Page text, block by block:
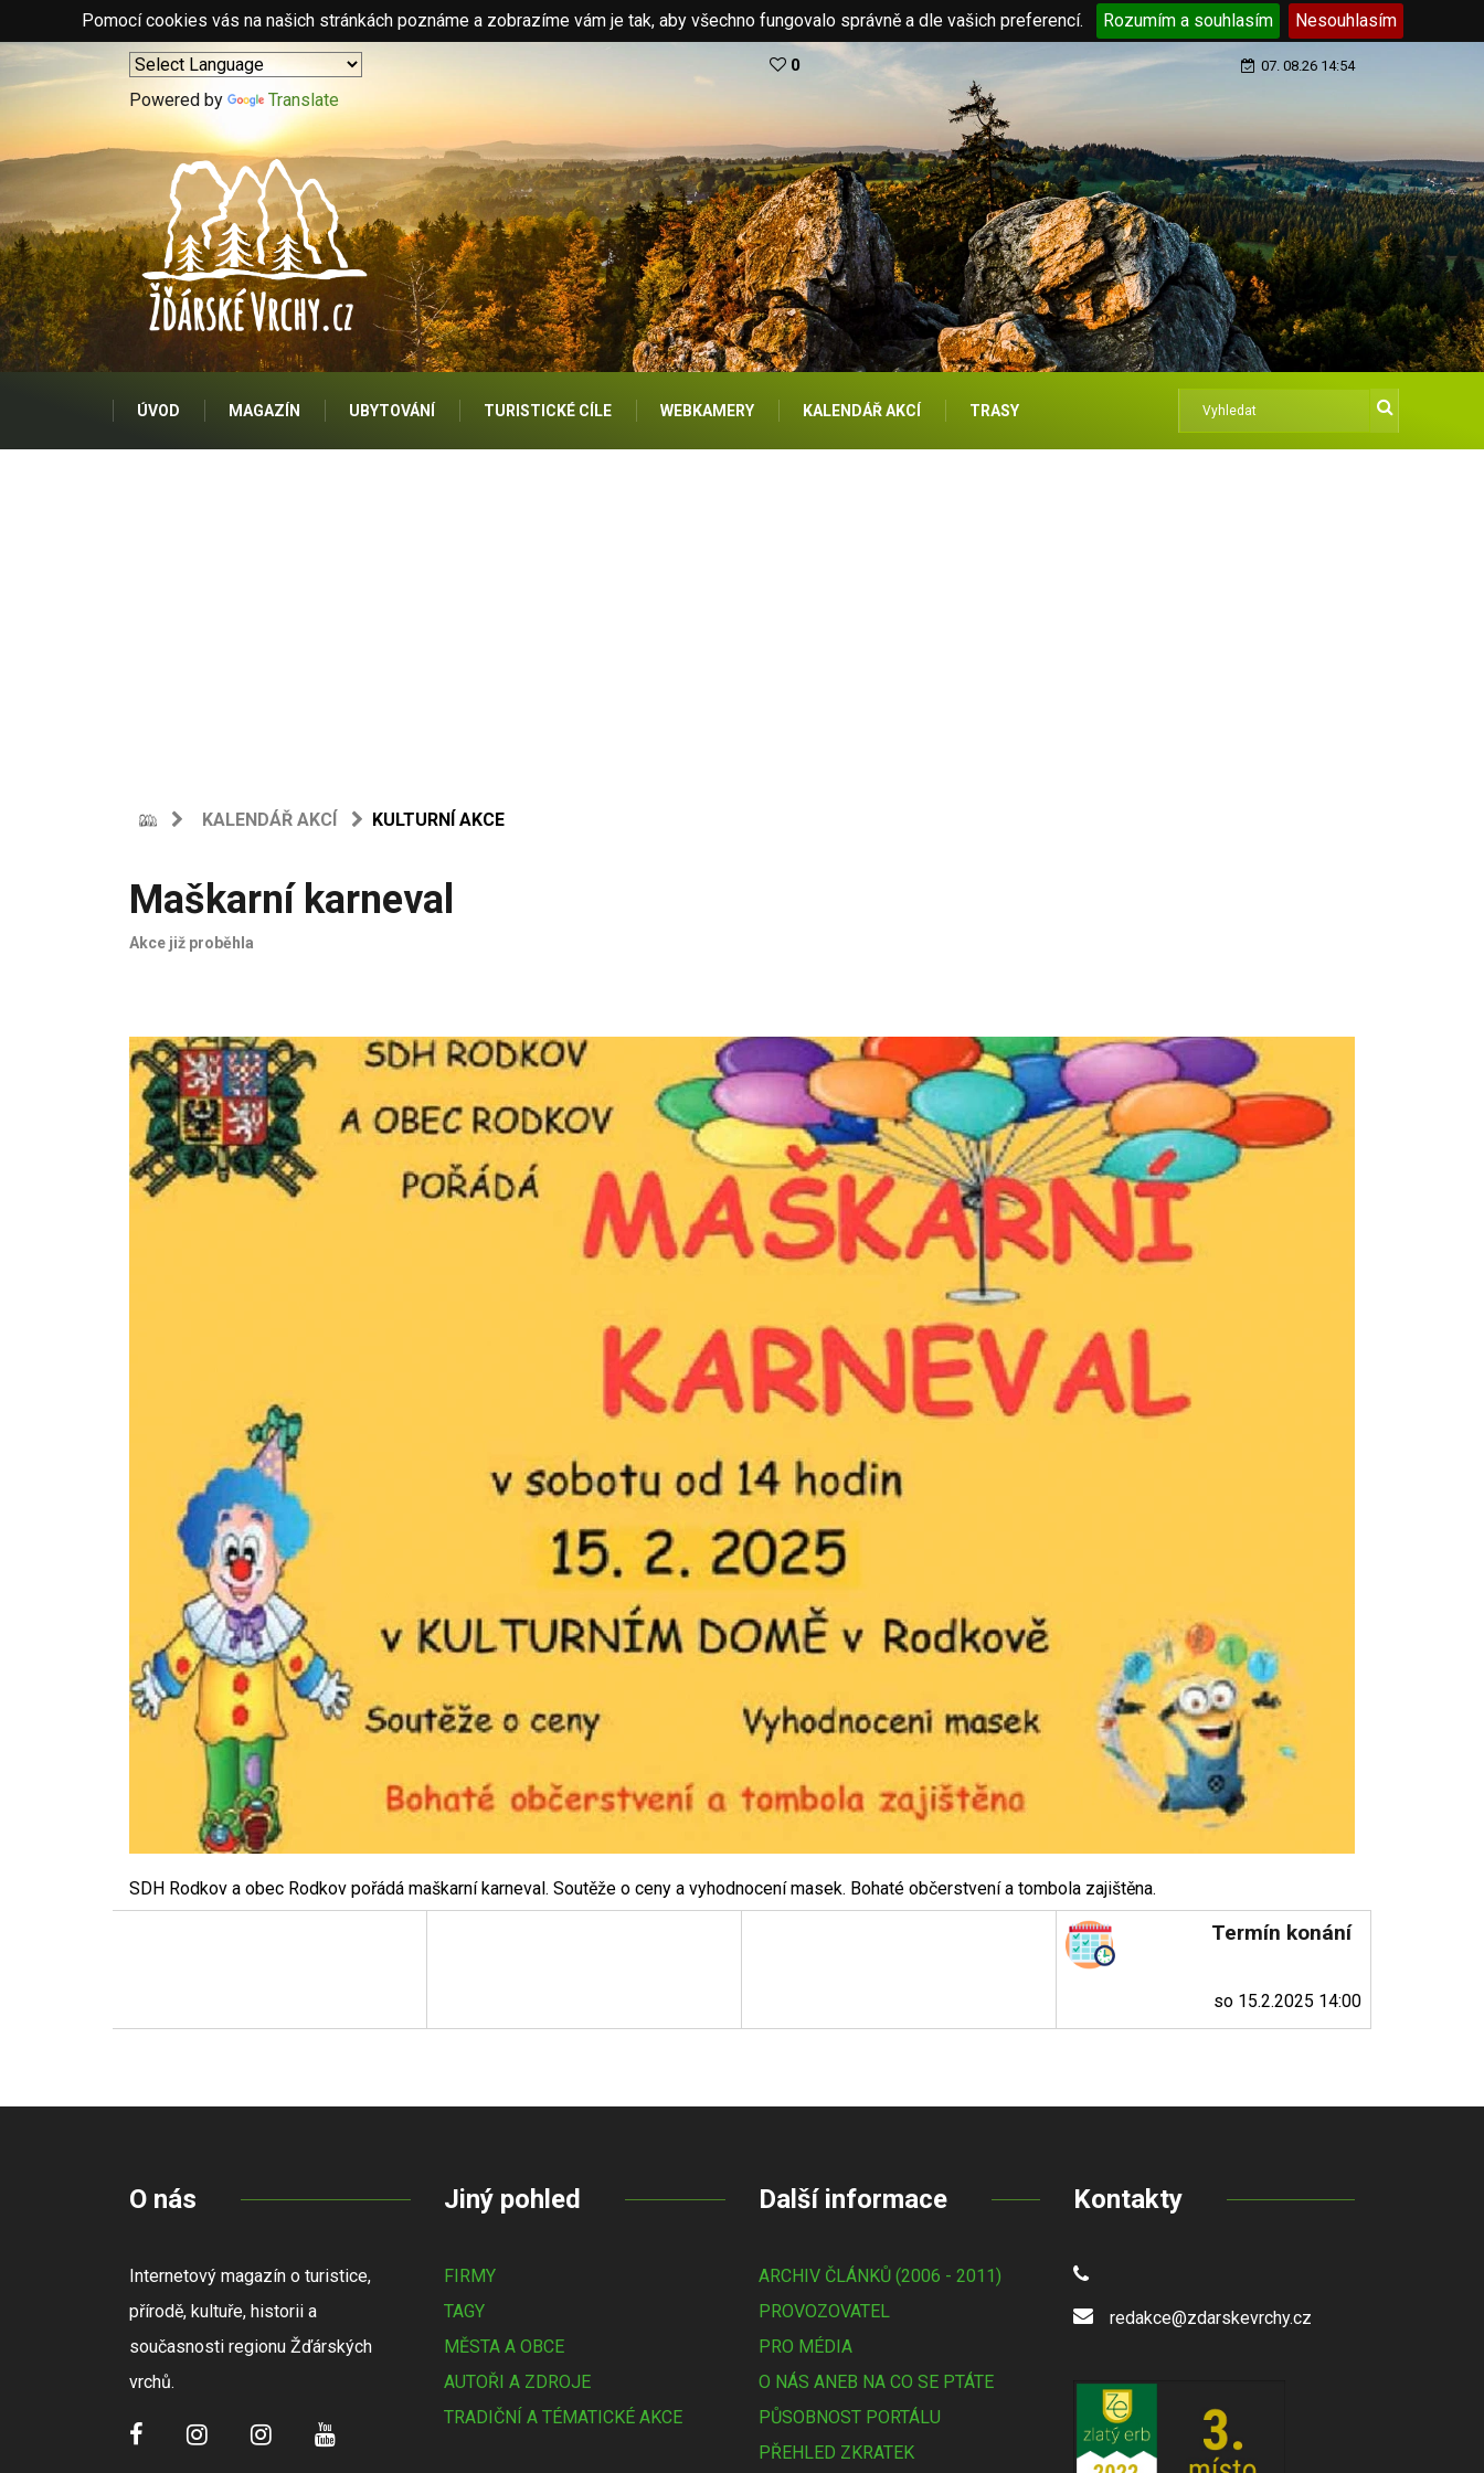
Pomocí cookies vás na našich stránkách poznáme a zobrazíme vám je tak, aby všechno fungovalo správně a dle vašich preferencí. Rozumím a souhlasím Nesouhlasím
Powered by Translate
0 07. 08.26 14:54
ÚVOD MAGAZÍN UBYTOVÁNÍ TURISTICKÉ CÍLE WEBKAMERY KALENDÁŘ AKCÍ TRASY
KALENDÁŘ AKCÍ KULTURNÍ AKCE
Maškarní karneval
Akce již proběhla
SDH Rodkov a obec Rodkov pořádá maškarní karneval. Soutěže o ceny a vyhodnocení masek. Bohaté občerstvení a tombola zajištěna.
Termín konání
so 15.2.2025 14:00
O nás
Internetový magazín o turistice,
přírodě, kultuře, historii a
současnosti regionu Žďárských
vrchů.
Jiný pohled
FIRMY
TAGY
MĚSTA A OBCE
AUTOŘI A ZDROJE
TRADIČNÍ A TÉMATICKÉ AKCE
Další informace
ARCHIV ČLÁNKŮ (2006 - 2011)
PROVOZOVATEL
PRO MÉDIA
O NÁS ANEB NA CO SE PTÁTE
PŮSOBNOST PORTÁLU
PŘEHLED ZKRATEK
Kontakty
redakce@zdarskevrchy.cz